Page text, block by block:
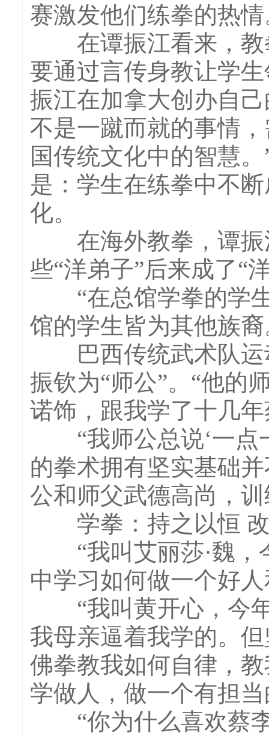
赛激发他们练拳的热情
在谭振江看来，教
要通过言传身教让学
振江在加拿大创办自
不是一蹴而就的事情
国传统文化中的智慧
是：学生在练拳中不
化。
在海外教拳，谭振
些“洋弟子”后来成了“
“在总馆学拳的学生
馆的学生皆为其他族
巴西传统武术队运
振钦为“师公”。“他的
诺饰，跟我学了十几
“我师公总说‘一点
的拳术拥有坚实基础
公和师父武德高尚，
学拳：持之以恒 改
“我叫艾丽莎·魏，
中学习如何做一个好
“我叫黄开心，今年
我母亲逼着我学的。
佛拳教我如何自律，
学做人，做一个有担当
“你为什么喜欢蔡李